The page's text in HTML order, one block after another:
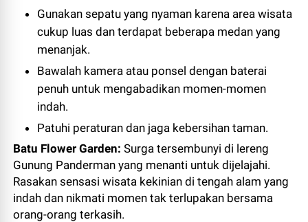
Gunakan sepatu yang nyaman karena area wisata
cukup luas dan terdapat beberapa medan yang
menanjak.
Bawalah kamera atau ponsel dengan baterai
penuh untuk mengabadikan momen-momen
indah.
Patuhi peraturan dan jaga kebersihan taman.
Batu Flower Garden: Surga tersembunyi di lereng
Gunung Panderman yang menanti untuk dijelajahi.
Rasakan sensasi wisata kekinian di tengah alam yang
indah dan nikmati momen tak terlupakan bersama
orang-orang terkasih.